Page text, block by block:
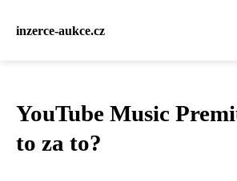
inzerce-aukce.cz
YouTube Music
to za to?